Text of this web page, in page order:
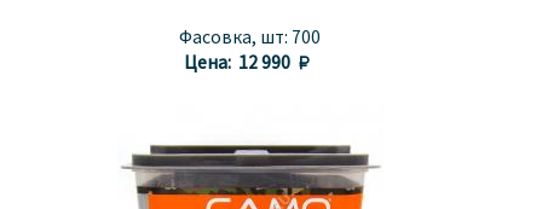
Фасовка, шт: 700
Цена: 12 990 